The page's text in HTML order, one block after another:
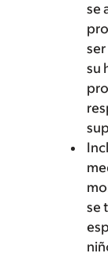
se
su
se